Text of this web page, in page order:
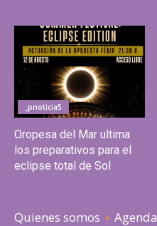
_pnoticia5
Oropesa del Mar ultima
los preparativos para el
eclipse total de Sol
Quienes somos Agenda